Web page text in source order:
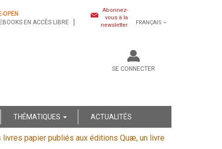
OPEN
EN ACCÈS LIBRE
Abonnez-
vous à la
newsletter
FRANÇAIS
SE CONNECTER
THÉMATIQUES ACTUALITÉS
livres papier publiés aux éditions Quæ, un livre